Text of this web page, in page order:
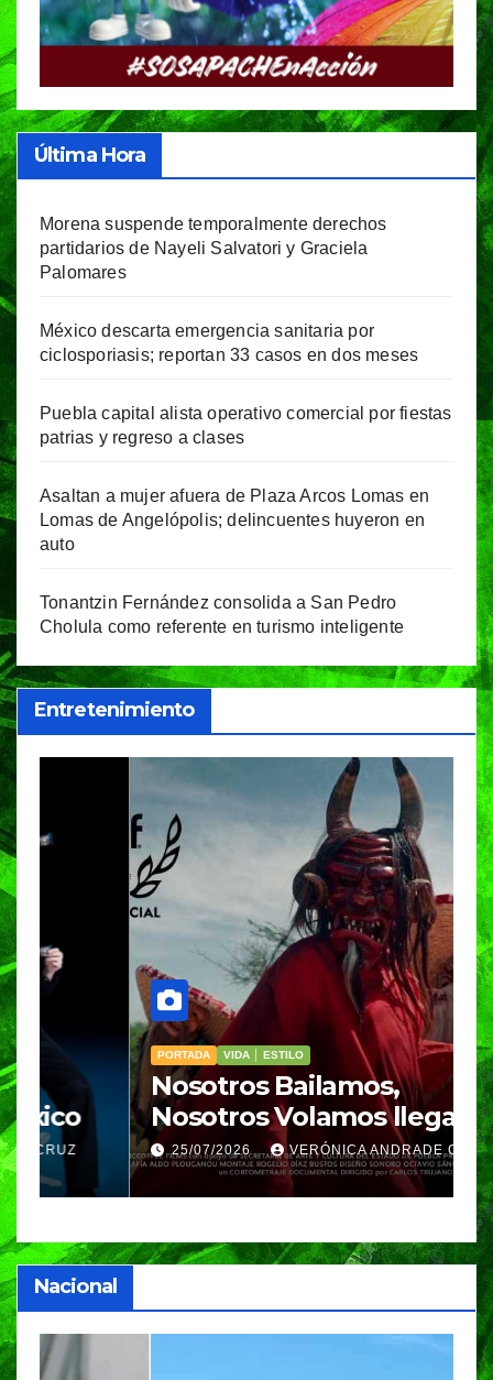
Última Hora
Morena suspende temporalmente derechos
partidarios de Nayeli Salvatori y Graciela
Palomares
México descarta emergencia sanitaria por
ciclosporiasis; reportan 33 casos en dos meses
Puebla capital alista operativo comercial por fiestas
patrias y regreso a clases
Asaltan a mujer afuera de Plaza Arcos Lomas en
Lomas de Angelópolis; delincuentes huyeron en
auto
Tonantzin Fernández consolida a San Pedro
Cholula como referente en turismo inteligente
Entretenimiento
VIDA │ ESTILO
Nosotros Bailamos,
Nosotros Volamos llega al
GIFF25/07/2026 VERÓNICA ANDRADE CRUZ
Nacional